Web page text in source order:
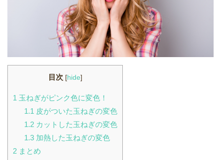
目次 [hide]
1 玉ねぎがピンク色に変色！
1.1皮がついた玉ねぎの変色
1.2カットした玉ねぎの変色
1.3加熱した玉ねぎの変色
2 まとめ